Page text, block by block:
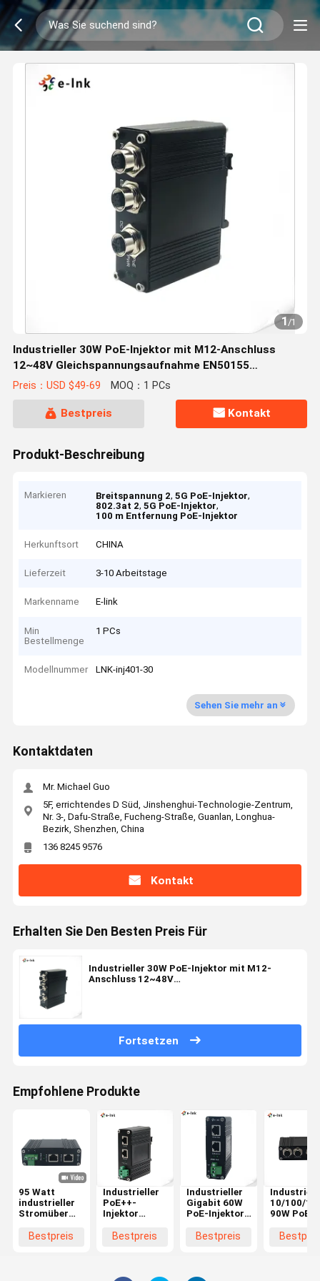
1/1
Industrieller 30W PoE-Injektor mit M12-Anschluss
12~48V Gleichspannungsaufnahme EN50155
Standardkonform
Preis：USD $49-69 MOQ：1 PCs
Bestpreis Kontakt
Produkt-Beschreibung
Markieren Breitspannung 2,5G PoE-Injektor,
802.3at 2,5G PoE-Injektor,
100 m Entfernung PoE-Injektor
Herkunftsort CHINA
Lieferzeit 3-10 Arbeitstage
Markenname E-link
Min
Bestellmenge
1 PCs
Modellnummer LNK-inj401-30
Sehen Sie mehr an
Kontaktdaten
Mr. Michael Guo
5F, errichtendes D Süd, Jinshenghui-Technologie-Zentrum,
Nr. 3-, Dafu-Straße, Fucheng-Straße, Guanlan, Longhua-
Bezirk, Shenzhen, China
136 8245 9576
Kontakt
Erhalten Sie Den Besten Preis Für
Industrieller 30W PoE-Injektor mit M12-
Anschluss 12~48V
Fortsetzen
Empfohlene Produkte
95 Watt
industrieller
Stromüber
Injektor
Bestpreis
Industrieller
PoE++-
Injektor
100W
Erstrecken
Bestpreis
Industrieller
Gigabit 60W
PoE-Injektor
802.3af/at
Bestpreis
10/100/
90W PoE-
M12-